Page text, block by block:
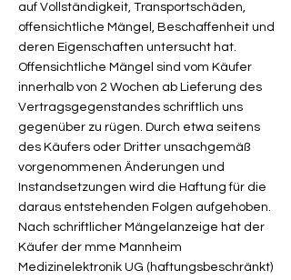
auf Vollständigkeit, Transportschäden,
offensichtliche Mängel, Beschaffenheit und
deren Eigenschaften untersucht hat.
Offensichtliche Mängel sind vom Käufer
innerhalb von 2 Wochen ab Lieferung des
Vertragsgegenstandes schriftlich uns
gegenüber zu rügen. Durch etwa seitens
des Käufers oder Dritter unsachgemäß
vorgenommenen Änderungen und
Instandsetzungen wird die Haftung für die
daraus entstehenden Folgen aufgehoben.
Nach schriftlicher Mängelanzeige hat der
Käufer der mme Mannheim
Medizinelektronik UG (haftungsbeschränkt)